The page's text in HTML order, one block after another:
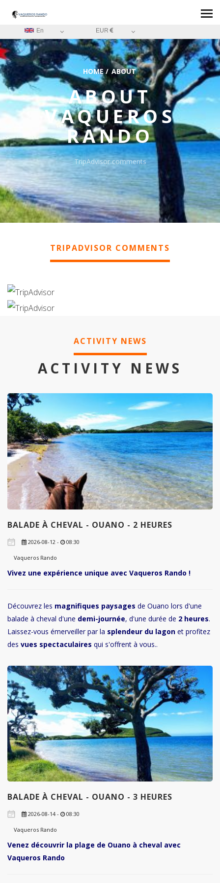
En EUR
HOME/ ABOUT
ABOUT
VAQUEROS
RANDO
TripAdvisor comments
TRIPADVISOR COMMENTS
ACTIVITY NEWS
ACTIVITY NEWS
BALADE À CHEVAL - OUANO - 2 HEURES
2026-08-12 - 08:30
Vaqueros Rando
Vivez une expérience unique avec Vaqueros Rando !
Découvrez les magnifiques paysages de Ouano lors d'une
balade à cheval d'une demi-journée, d'une durée de 2 heures.
Laissez-vous émerveiller par la splendeur du lagon et profitez
des vues spectaculaires qui s'offrent à vous..
BALADE À CHEVAL - OUANO - 3 HEURES
2026-08-14 - 08:30
Vaqueros Rando
Venez découvrir la plage de Ouano à cheval avec
Vaqueros Rando